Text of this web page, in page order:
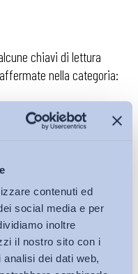
contenuti ed
social media e per
inoltre
il nostro sito con i
dei dati web,
chiavi di lettura
nella categoria:
e i mesi di
pandemia, della
ha subito gravi perdite
tassi di lavoro precario
economia;